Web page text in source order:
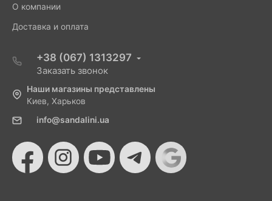
О компании
Доставка и оплата
+38 (067) 1313297
Заказать звонок
Наши магазины представлены
Киев, Харьков
info@sandalini.ua